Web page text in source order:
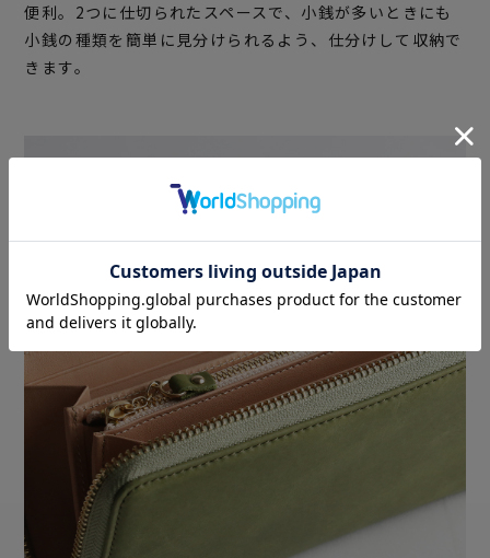
便利。2つに仕切られたスペースで、小銭が多いときにも
小銭の種類を簡単に見分けられるよう、仕分けして収納で
きます。